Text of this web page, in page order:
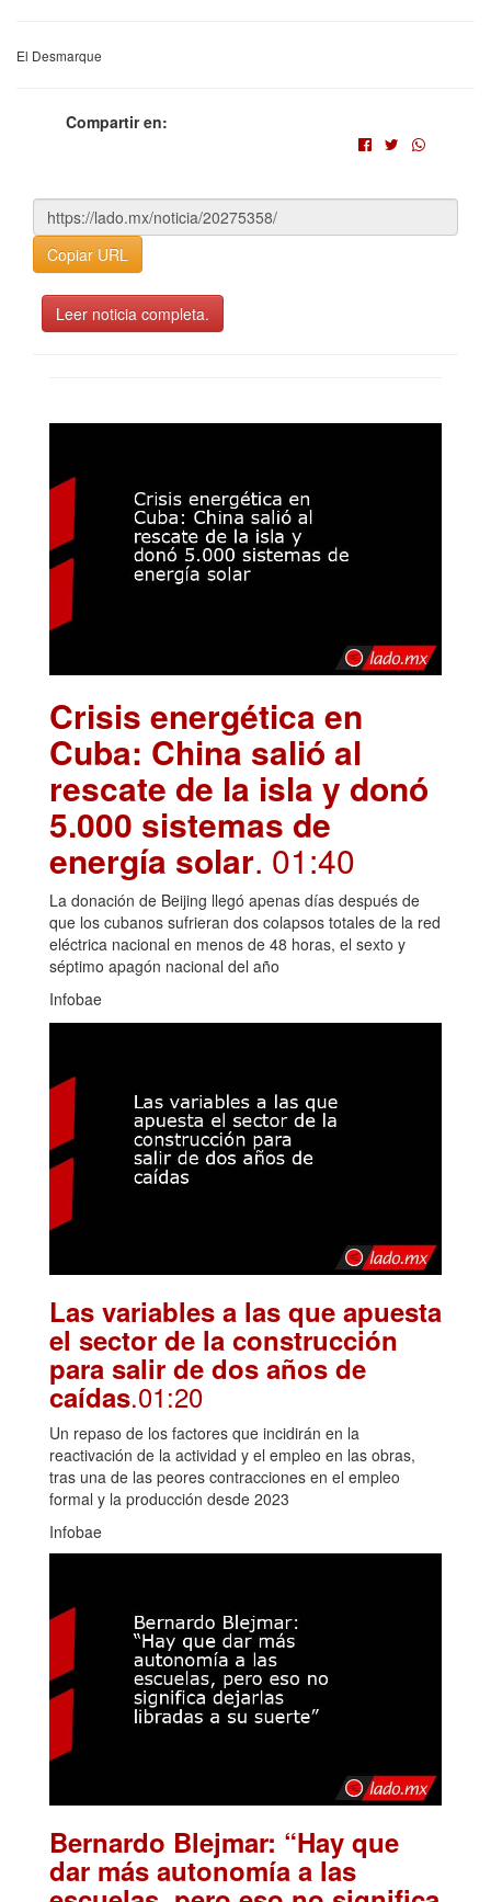
El Desmarque
Compartir en:
Copiar URL
Leer noticia completa.
Crisis energética en
Cuba: China salió al
rescate de la isla y donó
5.000 sistemas de
energía solar. 01:40
La donación de Beijing llegó apenas días después de
que los cubanos sufrieran dos colapsos totales de la red
eléctrica nacional en menos de 48 horas, el sexto y
séptimo apagón nacional del año
Infobae
Las variables a las que apuesta
el sector de la construcción
para salir de dos años de
caídas.01:20
Un repaso de los factores que incidirán en la
reactivación de la actividad y el empleo en las obras,
tras una de las peores contracciones en el empleo
formal y la producción desde 2023
Infobae
Bernardo Blejmar: “Hay que
dar más autonomía a las